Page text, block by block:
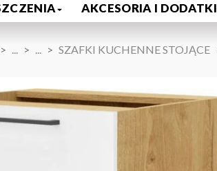
AKCESORIA I DODATKI
... ... SZAFKI KUCHENNE STOJĄCE